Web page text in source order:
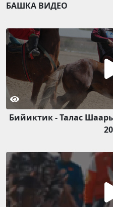
БАШКА ВИДЕО
Бийиктик - Талас